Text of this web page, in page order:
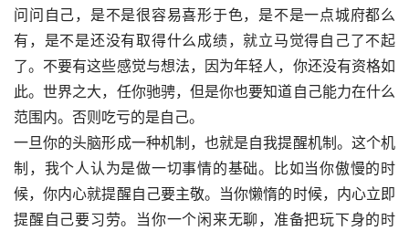
问问自己，是不是很容易喜形于色，是不是一点城府都么
有，是不是还没有取得什么成绩，就立马觉得自己了不起
了。不要有这些感觉与想法，因为年轻人，你还没有资格如
此。世界之大，任你驰骋，但是你也要知道自己能力在什么
范围内。否则吃亏的是自己。
一旦你的头脑形成一种机制，也就是自我提醒机制。这个机
制，我个人认为是做一切事情的基础。比如当你傲慢的时
候，你内心就提醒自己要主敬。当你懒惰的时候，内心立即
提醒自己要习劳。当你一个闲来无聊，准备把玩下身的时